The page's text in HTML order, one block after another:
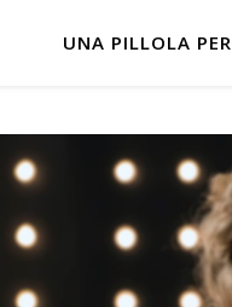
UNA PILLOLA PER